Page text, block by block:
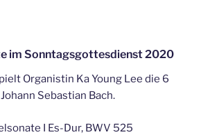
im Sonntagsgottesdienst 2020
Organistin Ka Young Lee die 6
Sebastian Bach.
I Es-Dur, BWV 525